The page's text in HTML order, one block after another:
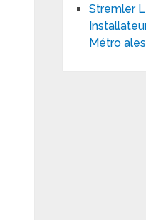
Stremler
Métro